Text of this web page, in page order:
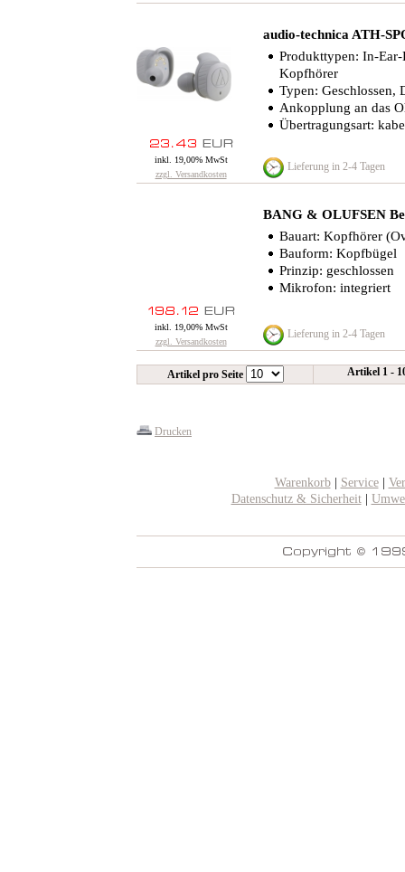
audio-technica ATH-
Produkttypen: In-
Kopfhörer
Typen: Geschlossen,
Ankopplung an das
Übertragungsart:
inkl. 19,00% MwSt
zzgl. Versandkosten
Lieferung in 2-4 Tagen
BANG & OLUFSEN
Bauart: Kopfhörer
Bauform: Kopfbügel
Prinzip: geschlossen
Mikrofon: integriert
inkl. 19,00% MwSt
zzgl. Versandkosten
Lieferung in 2-4 Tagen
Artikel pro Seite Artikel 1 -
Drucken
Warenkorb| Service|
Datenschutz & Sicherheit|